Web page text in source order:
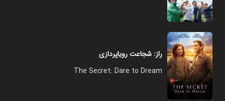
راز: شجاعت رویاپردازی
The Secret: Dare to Dream